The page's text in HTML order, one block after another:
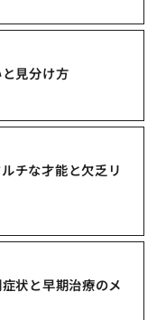
見分け方
チな才能と欠乏リ
状と早期治療のメ